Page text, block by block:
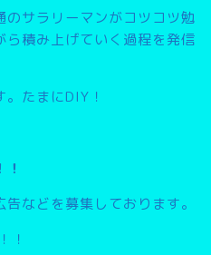
サラリーマンがコツコツ勉
積み上げていく過程を発信
たまにDIY！
などを募集しております。
！